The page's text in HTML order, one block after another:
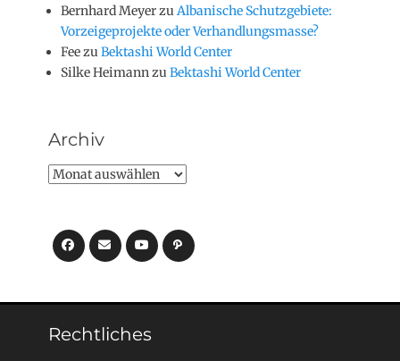
Bernhard MeyerzuAlbanische Schutzgebiete:
Vorzeigeprojekte oder Verhandlungsmasse?
FeezuBektashi World Center
Silke HeimannzuBektashi World Center
Archiv
Archiv
Facebook
E-
Mail
YouTube
Pfad
Rechtliches